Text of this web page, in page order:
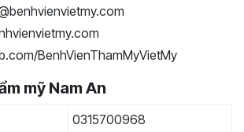
BenhVienThamMyVietMy
mỹ Nam An
0315700968